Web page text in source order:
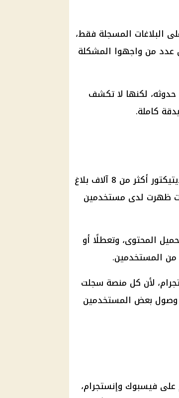
البلاغات المسجلة فقط،
عدد من واجهوا المشكلة
لكنها لا تكشف
كاملة.
لم تقتصر الشكاوى على فيسبوك فقط، إذ رصد داون ديتيكتور أكثر من 8 آلاف بلاغ
ظهرت لدى مستخدمين
المحتوى، وتعطلًا أو
من المستخدمين.
لأن كل منصة سجلت
وصول بعض المستخدمين
فيسبوك وإنستجرام،